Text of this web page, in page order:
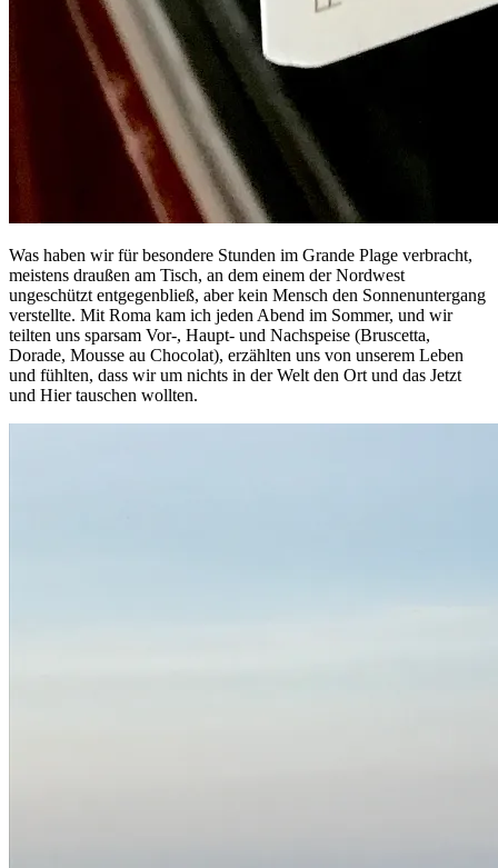
Was haben wir für besondere Stunden im Grande Plage verbracht,
meistens draußen am Tisch, an dem einem der Nordwest
ungeschützt entgegenbließ, aber kein Mensch den Sonnenuntergang
verstellte. Mit Roma kam ich jeden Abend im Sommer, und wir
teilten uns sparsam Vor-, Haupt- und Nachspeise (Bruscetta,
Dorade, Mousse au Chocolat), erzählten uns von unserem Leben
und fühlten, dass wir um nichts in der Welt den Ort und das Jetzt
und Hier tauschen wollten.